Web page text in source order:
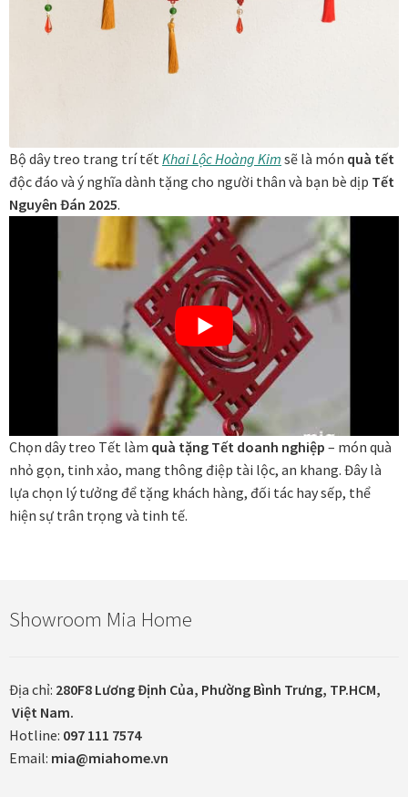
Đóng khung tranh canvas – tranh sơn dầu
Đóng khung tranh kính cho tranh ảnh, giấy mỹ thuật,
poster, bản vẽ tay
Đóng khung tranh sơn mài
Đóng khung tranh thêu
Giới Thiệu Mia Home
In tranh treo tường theo yêu cầu
Fine Art Giclée Printing
in tranh mica
Khung ảnh
Bộ dây treo trang trí tếtKhai Lộc Hoàng Kim sẽ là món quà tết
độc đáo và ý nghĩa dành tặng cho người thân và bạn bè dịp Tết
Nguyên Đán 2025.
Chọn dây treo Tết làm quà tặng Tết doanh nghiệp – món quà
nhỏ gọn, tinh xảo, mang thông điệp tài lộc, an khang. Đây là
lựa chọn lý tưởng để tặng khách hàng, đối tác hay sếp, thể
hiện sự trân trọng và tinh tế.
Showroom Mia Home
Địa chỉ: 280F8 Lương Định Của, Phường Bình Trưng, TP.HCM,
Việt Nam.
Hotline: 097 111 7574
Email: mia@miahome.vn